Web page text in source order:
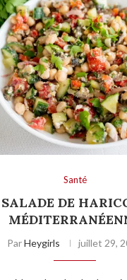
Santé
SALADE DE
ParHeygirls juillet 29,